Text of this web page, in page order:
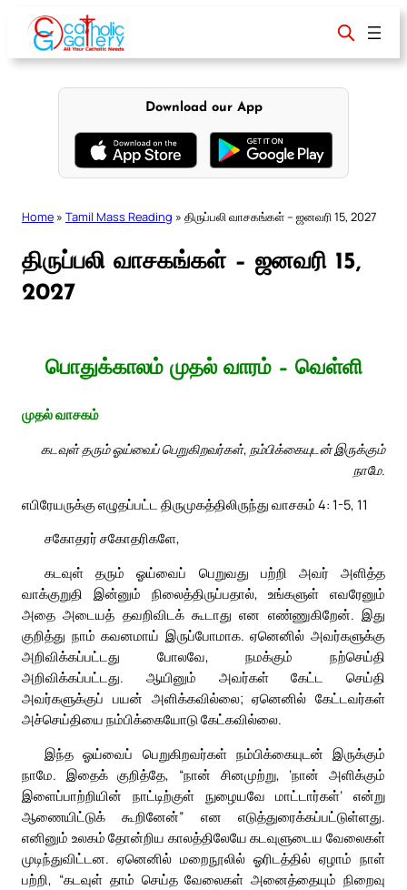
content
Download our App
Home » Tamil Mass Reading » திருப்பலி வாசகங்கள் – ஜனவரி 15, 2027
திருப்பலி வாசகங்கள் – ஜனவரி 15,
2027
பொதுக்காலம் முதல் வாரம் – வெள்ளி
முதல் வாசகம்
கடவுள் தரும் ஓய்வைப் பெறுகிறவர்கள், நம்பிக்கையுடன் இருக்கும்
நாமே.
எபிரேயருக்கு எழுதப்பட்ட திருமுகத்திலிருந்து வாசகம் 4: 1-5, 11
சகோதரர் சகோதரிகளே,
கடவுள் தரும் ஓய்வைப் பெறுவது பற்றி அவர் அளித்த
வாக்குறுதி இன்னும் நிலைத்திருப்பதால், உங்களுள் எவரேனும்
அதை அடையத் தவறிவிடக் கூடாது என எண்ணுகிறேன். இது
குறித்து நாம் கவனமாய் இருப்போமாக. ஏனெனில் அவர்களுக்கு
அறிவிக்கப்பட்டது போலவே, நமக்கும் நற்செய்தி
அறிவிக்கப்பட்டது. ஆயினும் அவர்கள் கேட்ட செய்தி
அவர்களுக்குப் பயன் அளிக்கவில்லை; ஏனெனில் கேட்டவர்கள்
அச்செய்தியை நம்பிக்கையோடு கேட்கவில்லை.
இந்த ஓய்வைப் பெறுகிறவர்கள் நம்பிக்கையுடன் இருக்கும்
நாமே. இதைக் குறித்தே, “நான் சினமுற்று, ‘நான் அளிக்கும்
இளைப்பாற்றியின் நாட்டிற்குள் நுழையவே மாட்டார்கள்’ என்று
ஆணையிட்டுக் கூறினேன்” என எடுத்துரைக்கப்பட்டுள்ளது.
எனினும் உலகம் தோன்றிய காலத்திலேயே கடவுளுடைய வேலைகள்
முடிந்துவிட்டன. ஏனெனில் மறைநூலில் ஓரிடத்தில் ஏழாம் நாள்
பற்றி, “கடவுள் தாம் செய்த வேலைகள் அனைத்தையும் நிறைவு